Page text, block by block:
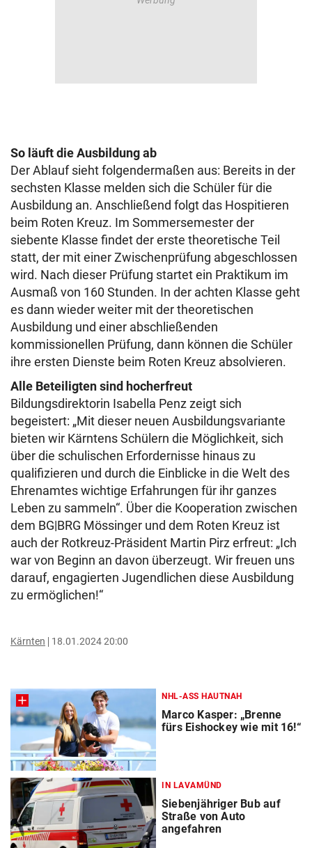
So läuft die Ausbildung ab
Der Ablauf sieht folgendermaßen aus: Bereits in der
sechsten Klasse melden sich die Schüler für die
Ausbildung an. Anschließend folgt das Hospitieren
beim Roten Kreuz. Im Sommersemester der
siebente Klasse findet der erste theoretische Teil
statt, der mit einer Zwischenprüfung abgeschlossen
wird. Nach dieser Prüfung startet ein Praktikum im
Ausmaß von 160 Stunden. In der achten Klasse geht
es dann wieder weiter mit der theoretischen
Ausbildung und einer abschließenden
kommissionellen Prüfung, dann können die Schüler
ihre ersten Dienste beim Roten Kreuz absolvieren.
Alle Beteiligten sind hocherfreut
Bildungsdirektorin Isabella Penz zeigt sich
begeistert: „Mit dieser neuen Ausbildungsvariante
bieten wir Kärntens Schülern die Möglichkeit, sich
über die schulischen Erfordernisse hinaus zu
qualifizieren und durch die Einblicke in die Welt des
Ehrenamtes wichtige Erfahrungen für ihr ganzes
Leben zu sammeln“. Über die Kooperation zwischen
dem BG|BRG Mössinger und dem Roten Kreuz ist
auch der Rotkreuz-Präsident Martin Pirz erfreut: „Ich
war von Beginn an davon überzeugt. Wir freuen uns
darauf, engagierten Jugendlichen diese Ausbildung
zu ermöglichen!“
Kärnten 18.01.2024 20:00
NHL-ASS HAUTNAH
Marco Kasper: „Brenne
fürs Eishockey wie mit 16!“
IN LAVAMÜND
Siebenjähriger Bub auf
Straße von Auto
angefahren